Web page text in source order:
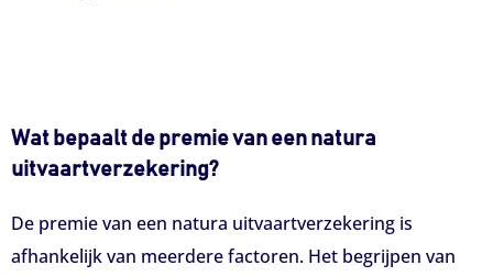
Wat bepaalt de premie van een natura
uitvaartverzekering?
De premie van een natura uitvaartverzekering is
afhankelijk van meerdere factoren. Het begrijpen van